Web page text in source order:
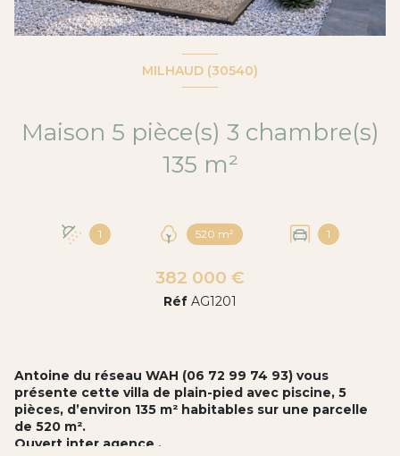
MILHAUD (30540)
Maison 5 pièce(s) 3 chambre(s)
135 m²
1 520 m² 1
382 000 €
Réf AG1201
Antoine du réseau WAH (06 72 99 74 93) vous
présente cette villa de plain-pied avec piscine, 5
pièces, d’environ 135 m² habitables sur une parcelle
de 520 m².
Ouvert inter agence .